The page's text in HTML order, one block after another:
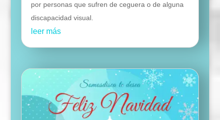
por personas que sufren de ceguera o de alguna
discapacidad visual.
leer más